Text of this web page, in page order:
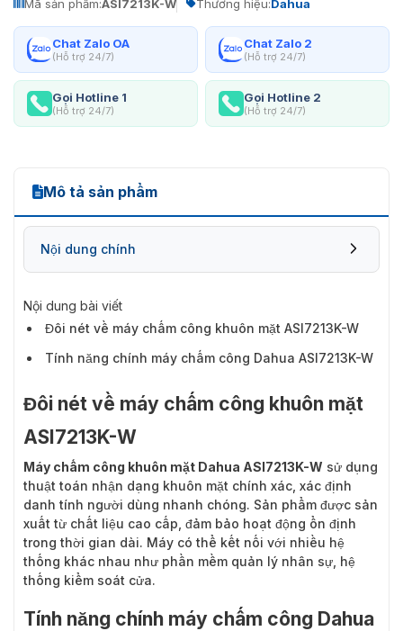
Mã sản phẩm:ASI7213K-W Thương hiệu:Dahua
Chat Zalo OA
(Hỗ trợ 24/7)
Chat Zalo 2
(Hỗ trợ 24/7)
Gọi Hotline 1
(Hỗ trợ 24/7)
Gọi Hotline 2
(Hỗ trợ 24/7)
Mô tả sản phẩm
Nội dung chính
Nội dung bài viết
Đôi nét về máy chấm công khuôn mặt ASI7213K-W
Tính năng chính máy chấm công Dahua ASI7213K-W
Đôi nét về máy chấm công khuôn mặt
ASI7213K-W
Máy chấm công khuôn mặt Dahua ASI7213K-W sử dụng
thuật toán nhận dạng khuôn mặt chính xác, xác định
danh tính người dùng nhanh chóng. Sản phẩm được sản
xuất từ chất liệu cao cấp, đảm bảo hoạt động ổn định
trong thời gian dài. Máy có thể kết nối với nhiều hệ
thống khác nhau như phần mềm quản lý nhân sự, hệ
thống kiểm soát cửa.
Tính năng chính máy chấm công Dahua